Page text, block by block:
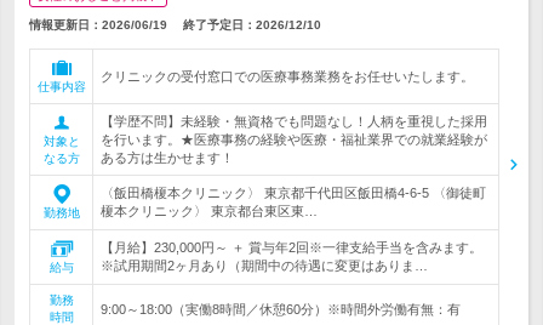
情報更新日：2026/06/19 終了予定日： 2026/12/10
仕事内容
クリニックの受付窓口での医療事務業務をお任せいたします。
対象と
なる方
【学歴不問】未経験・無資格でも問題なし！人柄を重視した採用
を行います。★医療事務の経験や医療・福祉業界での就業経験が
ある方は生かせます！
勤務地
〈飯田橋榎本クリニック〉 東京都千代田区飯田橋4-6-5 〈御徒町
榎本クリニック〉 東京都台東区東…
給与
【月給】230,000円～ ＋ 賞与年2回※一律支給手当を含みます。
※試用期間2ヶ月あり（期間中の待遇に変更はありま…
勤務
時間
9:00～18:00（実働8時間／休憩60分）※時間外労働有無：有